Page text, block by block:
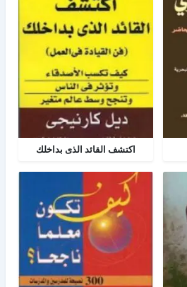
اكتشف القائد الذى بداخلك